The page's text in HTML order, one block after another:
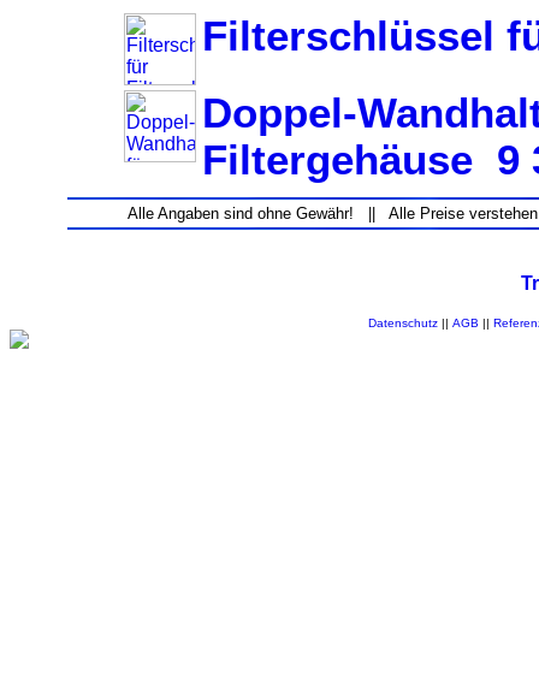
Filterschlüssel
Doppel-
Filtergehäuse 9
Alle Angaben sind ohne Gewähr! || Alle Preise
Datenschutz|| AGB ||